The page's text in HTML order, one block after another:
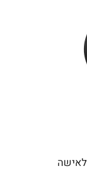
שעון Roberto Marino לאישה